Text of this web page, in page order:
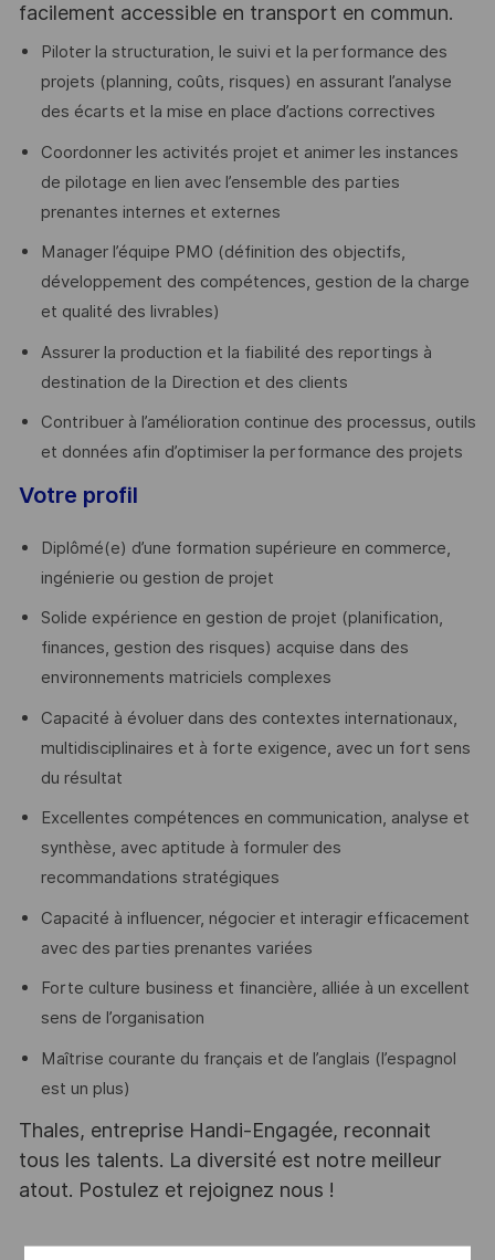
facilement accessible en transport en commun.
Piloter la structuration, le suivi et la performance des
projets (planning, coûts, risques) en assurant l’analyse
des écarts et la mise en place d’actions correctives
Coordonner les activités projet et animer les instances
de pilotage en lien avec l’ensemble des parties
prenantes internes et externes
Manager l’équipe PMO (définition des objectifs,
développement des compétences, gestion de la charge
et qualité des livrables)
Assurer la production et la fiabilité des reportings à
destination de la Direction et des clients
Contribuer à l’amélioration continue des processus, outils
et données afin d’optimiser la performance des projets
Votre profil
Diplômé(e) d’une formation supérieure en commerce,
ingénierie ou gestion de projet
Solide expérience en gestion de projet (planification,
finances, gestion des risques) acquise dans des
environnements matriciels complexes
Capacité à évoluer dans des contextes internationaux,
multidisciplinaires et à forte exigence, avec un fort sens
du résultat
Excellentes compétences en communication, analyse et
synthèse, avec aptitude à formuler des
recommandations stratégiques
Capacité à influencer, négocier et interagir efficacement
avec des parties prenantes variées
Forte culture business et financière, alliée à un excellent
sens de l’organisation
Maîtrise courante du français et de l’anglais (l’espagnol
est un plus)
Thales, entreprise Handi-Engagée, reconnait
tous les talents. La diversité est notre meilleur
atout. Postulez et rejoignez nous !